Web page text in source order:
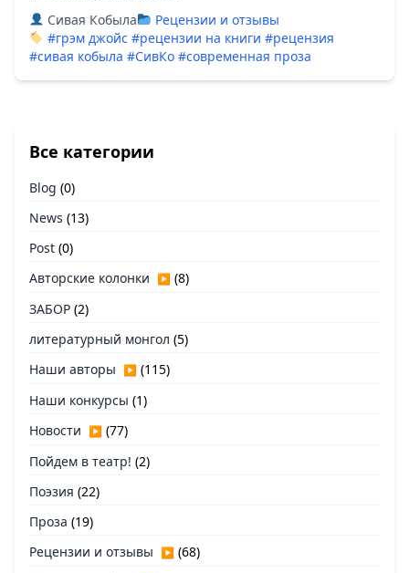
Сивая Кобыла
Рецензии и отзывы
#грэм джойс #рецензии на книги #рецензия
#сивая кобыла #СивКо #современная проза
Все категории
Blog (0)
News (13)
Post (0)
Авторские колонки ▶ (8)
ЗАБОР (2)
литературный монгол (5)
Наши авторы ▶ (115)
Наши конкурсы (1)
Новости ▶ (77)
Пойдем в театр! (2)
Поэзия (22)
Проза (19)
Рецензии и отзывы ▶ (68)